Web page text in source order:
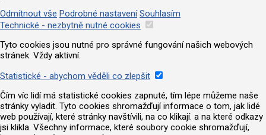
Odmítnout vše Podrobné nastavení Souhlasím
Technické - nezbytně nutné cookies
Tyto cookies jsou nutné pro správné fungování našich webových
stránek. Vždy aktivní.
Statistické - abychom věděli co zlepšit
Čím víc lidí má statistické cookies zapnuté, tím lépe můžeme naše
stránky vyladit. Tyto cookies shromažďují informace o tom, jak lidé
web používají, které stránky navštívili, na co klikají. a na které odkazy
jsi klikla. Všechny informace, které soubory cookie shromažďují,